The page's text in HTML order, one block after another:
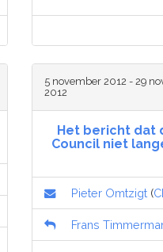
5 november 2012 - 29
2012
Het bericht dat
Council niet
Pieter Omtzigt (
Frans